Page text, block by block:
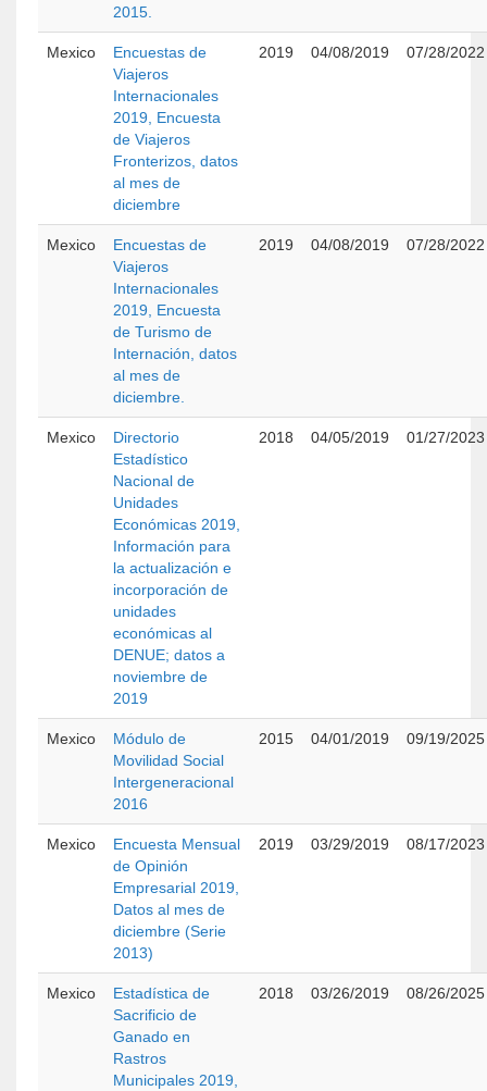
2015.
Mexico
Encuestas de
Viajeros
Internacionales
2019, Encuesta
de Viajeros
Fronterizos, datos
al mes de
diciembre
2019 04/08/2019 07/28/2022
Mexico
Encuestas de
Viajeros
Internacionales
2019, Encuesta
de Turismo de
Internación, datos
al mes de
diciembre.
2019 04/08/2019 07/28/2022
Mexico
Directorio
Estadístico
Nacional de
Unidades
Económicas 2019,
Información para
la actualización e
incorporación de
unidades
económicas al
DENUE; datos a
noviembre de
2019
2018 04/05/2019 01/27/2023
Mexico
Módulo de
Movilidad Social
Intergeneracional
2016
2015 04/01/2019 09/19/2025
Mexico
Encuesta Mensual
de Opinión
Empresarial 2019,
Datos al mes de
diciembre (Serie
2013)
2019 03/29/2019 08/17/2023
Mexico
Estadística de
Sacrificio de
Ganado en
Rastros
Municipales 2019,
2018 03/26/2019 08/26/2025